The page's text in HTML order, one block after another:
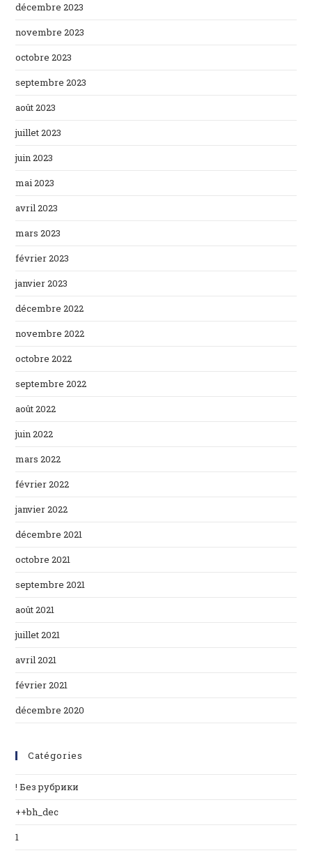
décembre 2023
novembre 2023
octobre 2023
septembre 2023
août 2023
juillet 2023
juin 2023
mai 2023
avril 2023
mars 2023
février 2023
janvier 2023
décembre 2022
novembre 2022
octobre 2022
septembre 2022
août 2022
juin 2022
mars 2022
février 2022
janvier 2022
décembre 2021
octobre 2021
septembre 2021
août 2021
juillet 2021
avril 2021
février 2021
décembre 2020
Catégories
! Без рубрики
++bh_dec
1